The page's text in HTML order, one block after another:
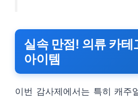
실속 만점! 의류 카테
아이템
이번 감사제에서는 특히 캐주